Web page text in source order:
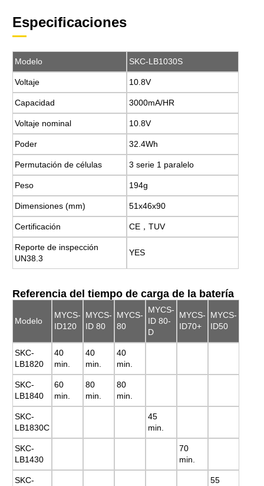
Especificaciones
Modelo SKC-LB1030S
Voltaje 10.8V
Capacidad 3000mA/HR
Voltaje nominal 10.8V
Poder 32.4Wh
Permutación de células 3 serie 1 paralelo
Peso 194g
Dimensiones (mm) 51x46x90
Certificación CE，TUV
Reporte de inspección
UN38.3
YES
Referencia del tiempo de carga de la batería
Modelo
MYCS-
ID120
MYCS-
ID 80
MYCS-
80
MYCS-
ID 80-
D
MYCS-
ID70+
MYCS-
ID50
SKC-
LB1820
40
min.
40
min.
40
min.
SKC-
LB1840
60
min.
80
min.
80
min.
SKC-
LB1830C
45
min.
SKC-
LB1430
70
min.
SKC-
55